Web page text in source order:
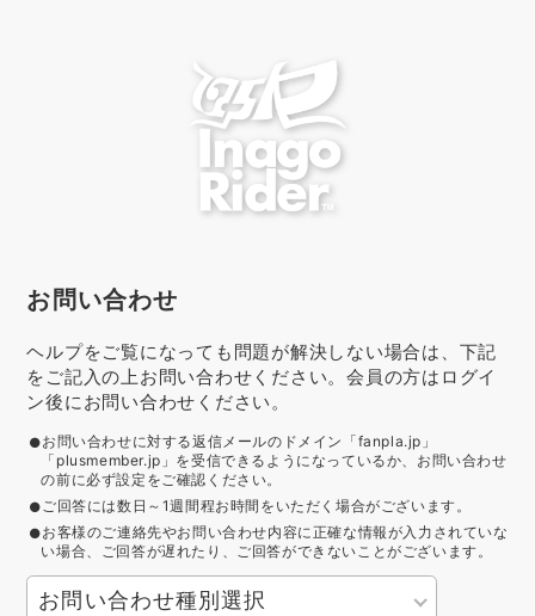
お問い合わせ
ヘルプをご覧になっても問題が解決しない場合は、下記
をご記入の上お問い合わせください。会員の方はログイ
ン後にお問い合わせください。
お問い合わせに対する返信メールのドメイン「fanpla.jp」
「plusmember.jp」を受信できるようになっているか、お問い合わせ
の前に必ず設定をご確認ください。
ご回答には数日～1週間程お時間をいただく場合がございます。
お客様のご連絡先やお問い合わせ内容に正確な情報が入力されていな
い場合、ご回答が遅れたり、ご回答ができないことがございます。